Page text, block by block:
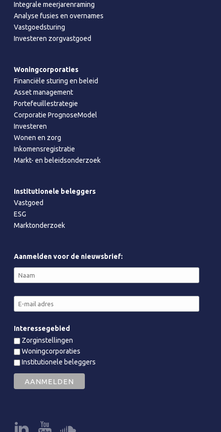
Integrale meerjarenraming
Analyse fusies en overnames
Vastgoedsturing
Investeren zorgvastgoed
Woningcorporaties
Financiële sturing en beleid
Asset management
Portefeuillestrategie
Corporatie PrognoseModel
Investeren
Wonen en zorg
Inkomensregistratie
Markt- en beleidsonderzoek
Institutionele beleggers
Vastgoed
ESG
Marktonderzoek
Aanmelden voor de nieuwsbrief:
Interessegebied
Zorginstellingen
Woningcorporaties
Institutionele beleggers